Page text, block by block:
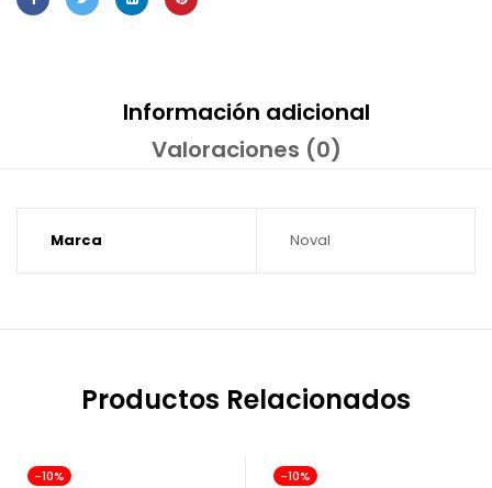
Información adicional
Valoraciones (0)
Marca Noval
Productos Relacionados
-10% -10%